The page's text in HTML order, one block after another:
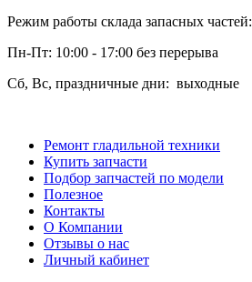
Режим работы склада запасных частей:
Пн-Пт: 10:00 - 17:00 без перерыва
Сб, Вс, праздничные дни: выходные
Ремонт гладильной техники
Купить запчасти
Подбор запчастей по модели
Полезное
Контакты
О Компании
Отзывы о нас
Личный кабинет